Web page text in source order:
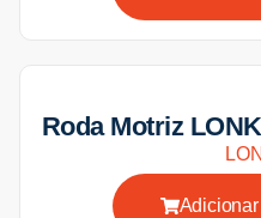
Roda Motriz